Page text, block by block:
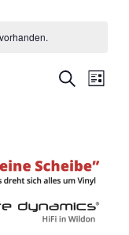
und
SucheListe